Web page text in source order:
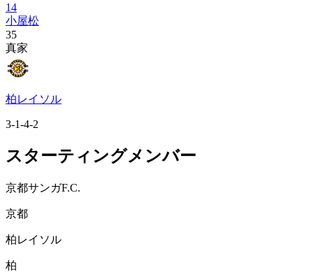
14
小屋松
35
真家
柏レイソル
3-1-4-2
スターティングメンバー
京都サンガF.C.
京都
柏レイソル
柏